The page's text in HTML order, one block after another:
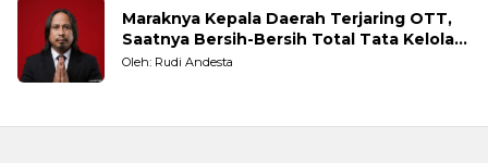
Maraknya Kepala Daerah Terjaring OTT,
Saatnya Bersih-Bersih Total Tata Kelola
Pemerintahan
Oleh: Rudi Andesta